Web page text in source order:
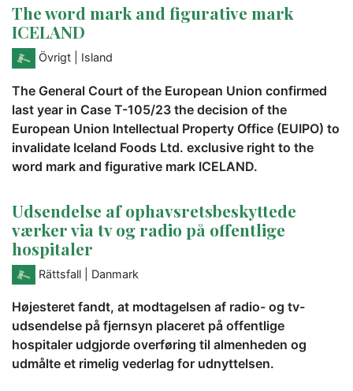
The word mark and figurative mark
ICELAND
Övrigt | Island
The General Court of the European Union confirmed
last year in Case T-105/23 the decision of the
European Union Intellectual Property Office (EUIPO) to
invalidate Iceland Foods Ltd. exclusive right to the
word mark and figurative mark ICELAND.
Udsendelse af ophavsretsbeskyttede
værker via tv og radio på offentlige
hospitaler
Rättsfall | Danmark
Højesteret fandt, at modtagelsen af radio- og tv-
udsendelse på fjernsyn placeret på offentlige
hospitaler udgjorde overføring til almenheden og
udmålte et rimelig vederlag for udnyttelsen.